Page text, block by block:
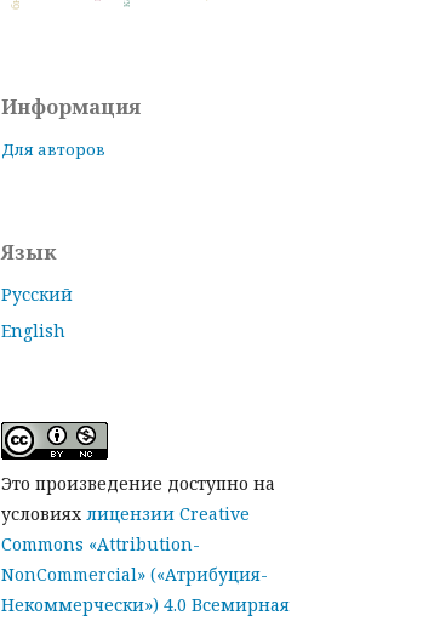
Информация
Для авторов
Язык
Русский
English
Это произведение доступно на
условиях лицензии Creative
Commons «Attribution-
NonCommercial» («Атрибуция-
Некоммерчески») 4.0 Всемирная